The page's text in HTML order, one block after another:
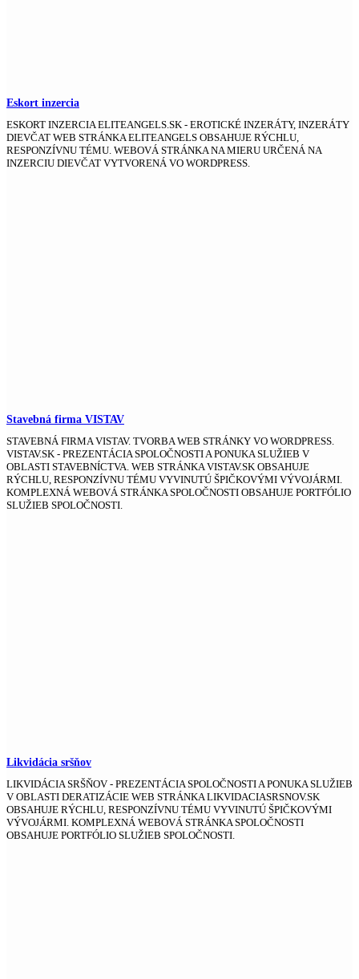
Eskort inzercia
ESKORT INZERCIA ELITEANGELS.SK - EROTICKÉ INZERÁTY, INZERÁTY
DIEVČAT WEB STRÁNKA ELITEANGELS OBSAHUJE RÝCHLU,
RESPONZÍVNU TÉMU. WEBOVÁ STRÁNKA NA MIERU URČENÁ NA
INZERCIU DIEVČAT VYTVORENÁ VO WORDPRESS.
Stavebná firma VISTAV
STAVEBNÁ FIRMA VISTAV. TVORBA WEB STRÁNKY VO WORDPRESS.
VISTAV.SK - PREZENTÁCIA SPOLOČNOSTI A PONUKA SLUŽIEB V
OBLASTI STAVEBNÍCTVA. WEB STRÁNKA VISTAV.SK OBSAHUJE
RÝCHLU, RESPONZÍVNU TÉMU VYVINUTÚ ŠPIČKOVÝMI VÝVOJÁRMI.
KOMPLEXNÁ WEBOVÁ STRÁNKA SPOLOČNOSTI OBSAHUJE PORTFÓLIO
SLUŽIEB SPOLOČNOSTI.
Likvidácia sršňov
LIKVIDÁCIA SRŠŇOV - PREZENTÁCIA SPOLOČNOSTI A PONUKA SLUŽIEB
V OBLASTI DERATIZÁCIE WEB STRÁNKA LIKVIDACIASRSNOV.SK
OBSAHUJE RÝCHLU, RESPONZÍVNU TÉMU VYVINUTÚ ŠPIČKOVÝMI
VÝVOJÁRMI. KOMPLEXNÁ WEBOVÁ STRÁNKA SPOLOČNOSTI
OBSAHUJE PORTFÓLIO SLUŽIEB SPOLOČNOSTI.